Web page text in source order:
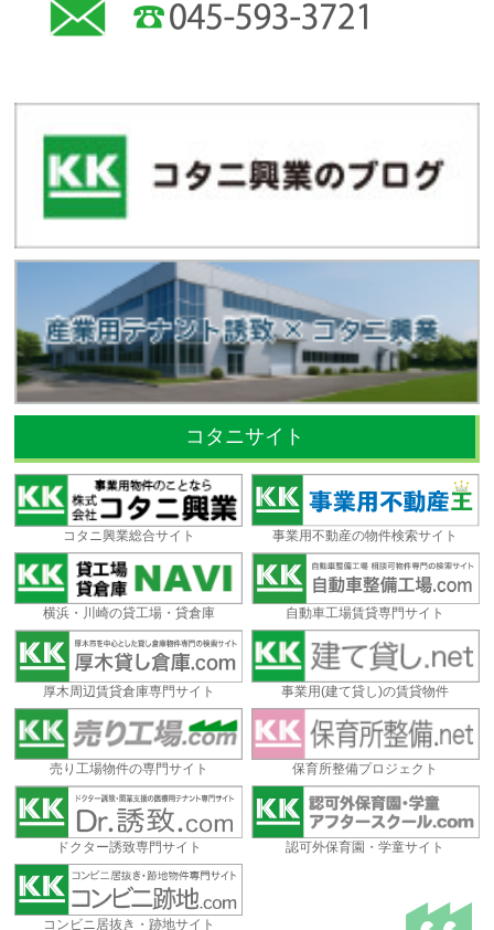
コタニサイト
コタニ興業総合サイト 事業用不動産の物件検索サイト
横浜・川崎の貸工場・貸倉庫 自動車工場賃貸専門サイト
厚木周辺賃貸倉庫専門サイト 事業用(建て貸し)の賃貸物件
売り工場物件の専門サイト 保育所整備プロジェクト
ドクター誘致専門サイト 認可外保育園・学童サイト
コンビニ居抜き・跡地サイト